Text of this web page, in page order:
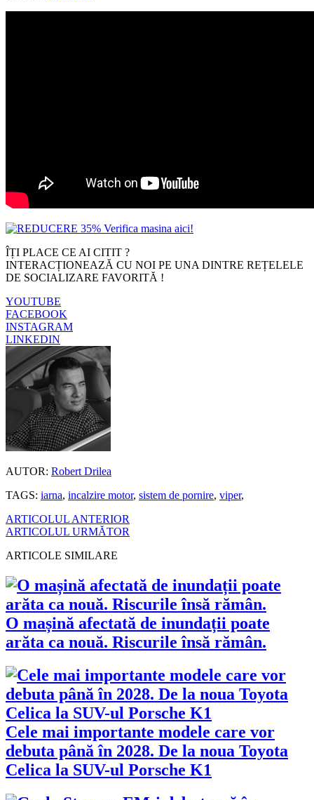
ÎȚI PLACE CE AI CITIT ?
INTERACȚIONEAZĂ CU NOI PE UNA DINTRE REȚELELE
DE SOCIALIZARE FAVORITĂ !
YOUTUBE
FACEBOOK
INSTAGRAM
LINKEDIN
AUTOR: Robert Drilea
TAGS: iarna, incalzire motor, sistem de pornire, viper,
ARTICOLUL ANTERIOR
ARTICOLUL URMĂTOR
ARTICOLE SIMILARE
O mașină afectată de inundații poate
arăta ca nouă. Riscurile însă rămân.
Cele mai importante modele care vor
debuta până în 2028. De la noua Toyota
Celica la SUV-ul Porsche K1